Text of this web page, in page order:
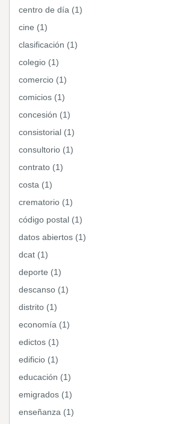
centro de día (1)
cine (1)
clasificación (1)
colegio (1)
comercio (1)
comicios (1)
concesión (1)
consistorial (1)
consultorio (1)
contrato (1)
costa (1)
crematorio (1)
código postal (1)
datos abiertos (1)
dcat (1)
deporte (1)
descanso (1)
distrito (1)
economía (1)
edictos (1)
edificio (1)
educación (1)
emigrados (1)
enseñanza (1)